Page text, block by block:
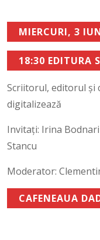
MIERCURI, 3
18:30 EDITURA
Scriitorul, editorul și
digitalizează
Invitați: Irina
Stancu
Moderator:
CAFENEAUA